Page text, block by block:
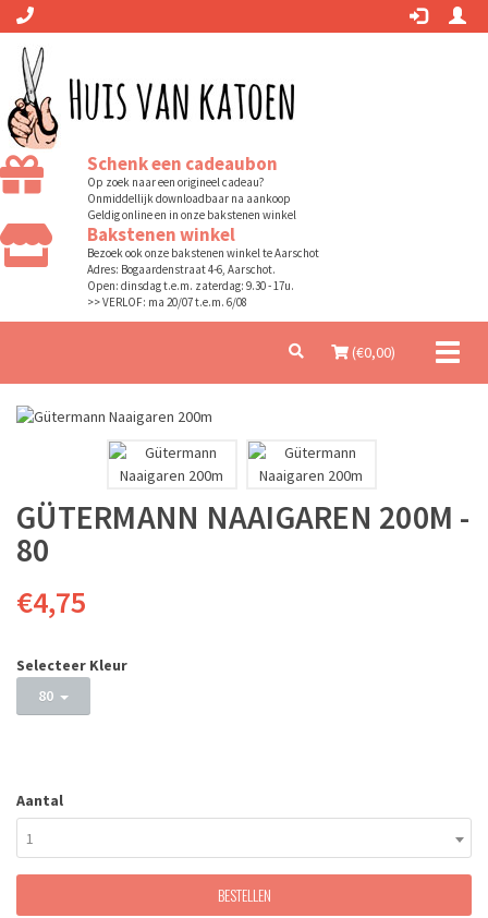
Schenk een cadeaubon
Op zoek naar een origineel cadeau?
Onmiddellijk downloadbaar na aankoop
Geldig online en in onze bakstenen winkel
Bakstenen winkel
Bezoek ook onze bakstenen winkel te Aarschot
Adres: Bogaardenstraat 4-6, Aarschot.
Open: dinsdag t.e.m. zaterdag: 9.30 - 17u.
>> VERLOF: ma 20/07 t.e.m. 6/08
(€0,00)
GÜTERMANN NAAIGAREN 200M -
80
€4,75
Selecteer Kleur
80
Aantal
1
BESTELLEN